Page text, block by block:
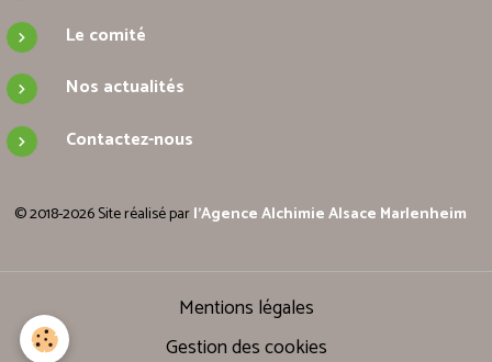
Le comité
Nos actualités
Contactez-nous
© 2018-2026 Site réalisé parl'Agence Alchimie Alsace Marlenheim
Mentions légales
Gestion des cookies